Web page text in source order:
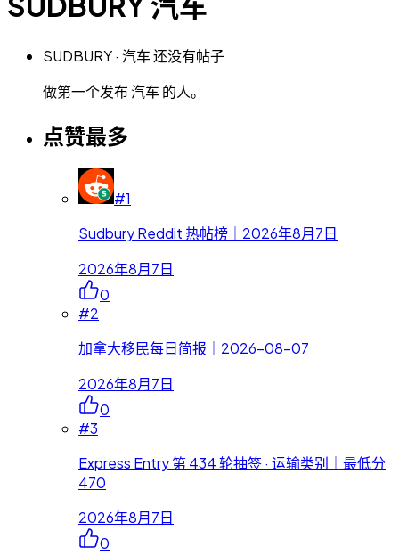
SUDBURY · 汽车 还没有帖子
做第一个发布 汽车 的人。
点赞最多
#1
Sudbury Reddit 热帖榜｜2026年8月7日
2026年8月7日
0
#2
加拿大移民每日简报｜2026-08-07
2026年8月7日
0
#3
Express Entry 第 434 轮抽签 · 运输类别｜最低分
470
2026年8月7日
0